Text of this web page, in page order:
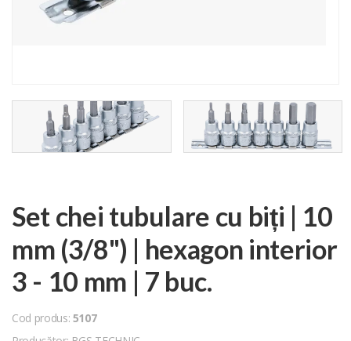
Set chei tubulare cu biți | 10
mm (3/8") | hexagon interior
3 - 10 mm | 7 buc.
Cod produs: 5107